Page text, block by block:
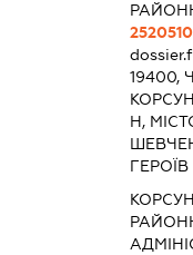
19400,
Н,